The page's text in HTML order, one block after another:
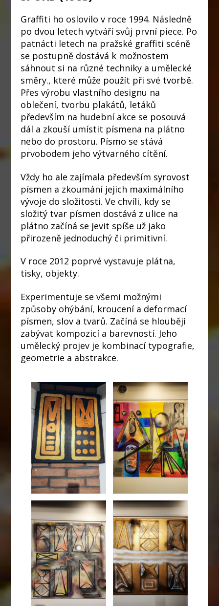
Graffiti ho oslovilo v roce 1994. Následně
po dvou letech vytváří svůj první piece. Po
patnácti letech na pražské graffiti scéně
se postupně dostává k možnostem
sáhnout si na různé techniky a umělecké
směry., které může použít při své tvorbě.
Přes výrobu vlastního designu na
oblečení, tvorbu plakátů, letáků
především na hudební akce se posouvá
dál a zkouší umístit písmena na plátno
nebo do prostoru. Písmo se stává
prvobodem jeho výtvarného cítění.
Vždy ho ale zajímala především syrovost
písmen a zkoumání jejich maximálního
vývoje do složitosti. Ve chvíli, kdy se
složitý tvar písmen dostává z ulice na
plátno začíná se jevit spíše už jako
přirozeně jednoduchý či primitivní.
V roce 2012 poprvé vystavuje plátna,
tisky, objekty.
Experimentuje se všemi možnými
způsoby ohýbání, kroucení a deformací
písmen, slov a tvarů. Začíná se hlouběji
zabývat kompozicí a barevností. Jeho
umělecký projev je kombinací typografie,
geometrie a abstrakce.